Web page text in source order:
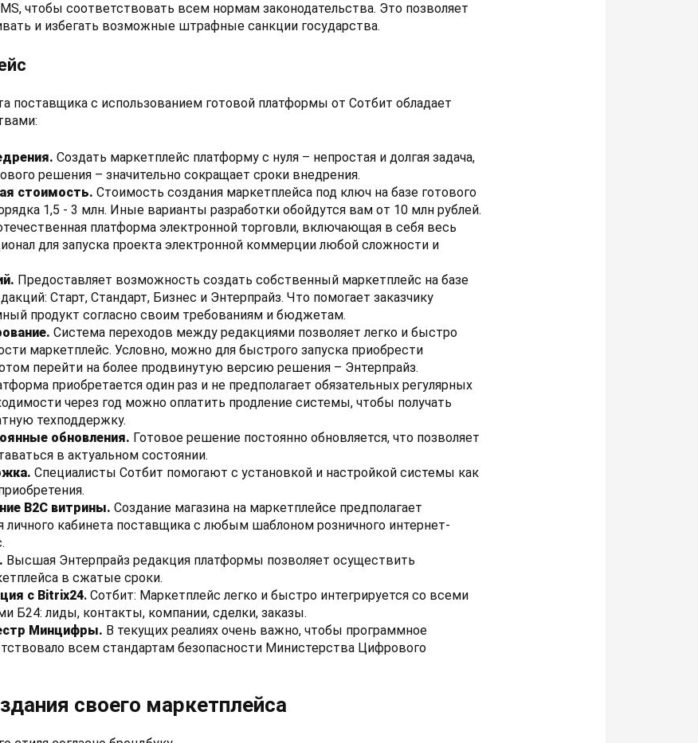
чтобы соответствовать всем нормам законодательства. Это позволяет
и избегать возможные штрафные санкции государства.
поставщика с использованием готовой платформы от Сотбит обладает
Создать маркетплейс платформу с нуля – непростая и долгая задача,
решения – значительно сокращает сроки внедрения.
стоимость. Стоимость создания маркетплейса под ключ на базе готового
1,5 - 3 млн. Иные варианты разработки обойдутся вам от 10 млн рублей.
платформа электронной торговли, включающая в себя весь
для запуска проекта электронной коммерции любой сложности и
Предоставляет возможность создать собственный маркетплейс на базе
Старт, Стандарт, Бизнес и Энтерпрайз. Что помогает заказчику
продукт согласно своим требованиям и бюджетам.
Система переходов между редакциями позволяет легко и быстро
маркетплейс. Условно, можно для быстрого запуска приобрести
перейти на более продвинутую версию решения – Энтерпрайз.
приобретается один раз и не предполагает обязательных регулярных
через год можно оплатить продление системы, чтобы получать
техподдержку.
обновления. Готовое решение постоянно обновляется, что позволяет
в актуальном состоянии.
Специалисты Сотбит помогают с установкой и настройкой системы как
B2C витрины. Создание магазина на маркетплейсе предполагает
личного кабинета поставщика с любым шаблоном розничного интернет-
Высшая Энтерпрайз редакция платформы позволяет осуществить
в сжатые сроки.
с Bitrix24. Сотбит: Маркетплейс легко и быстро интегрируется со всеми
Б24: лиды, контакты, компании, сделки, заказы.
Минцифры. В текущих реалиях очень важно, чтобы программное
всем стандартам безопасности Министерства Цифрового
своего маркетплейса